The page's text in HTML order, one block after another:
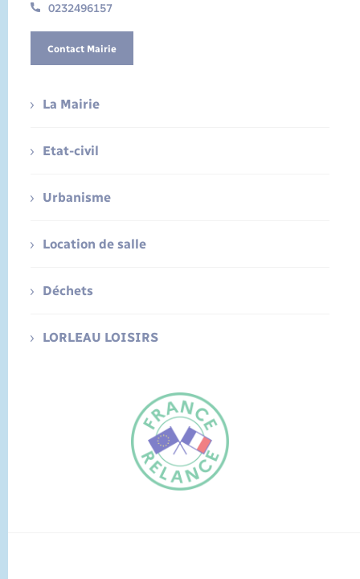
0232496157
Contact Mairie
La Mairie
Etat-civil
Urbanisme
Location de salle
Déchets
LORLEAU LOISIRS